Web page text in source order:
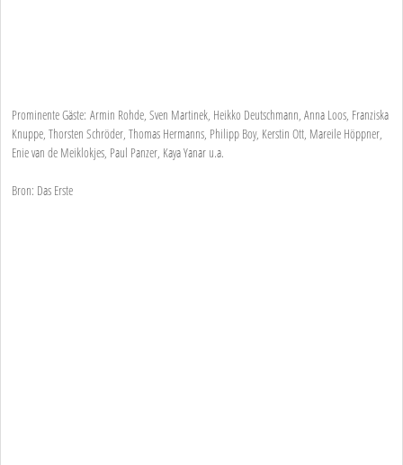
Prominente Gäste: Armin Rohde, Sven Martinek, Heikko Deutschmann, Anna Loos, Franziska
Knuppe, Thorsten Schröder, Thomas Hermanns, Philipp Boy, Kerstin Ott, Mareile Höppner,
Enie van de Meiklokjes, Paul Panzer, Kaya Yanar u.a.
Bron: Das Erste